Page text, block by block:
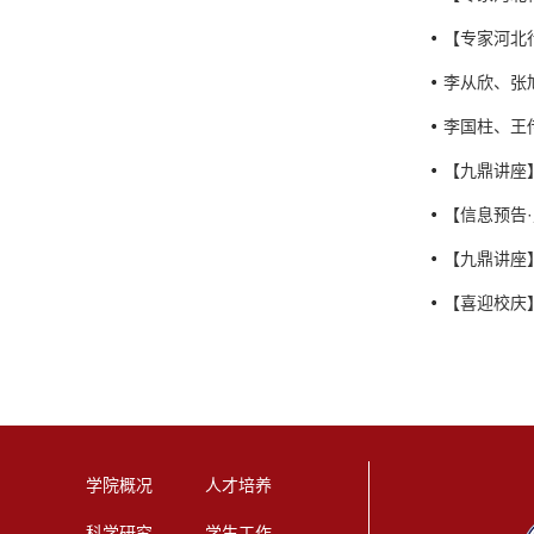
【专家河
李从欣、张
李国柱、王
【九鼎讲
【信息预
【九鼎讲
【喜迎校
学院概况 人才培养